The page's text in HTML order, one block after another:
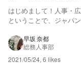
りぬく力の原
はじめまして！人事・
ということで、ジャパ
で恐縮ですが、ぜひ最後
司： 1985年生まれ。父
早坂 奈都
総務人事部
2021/05/24, 6 likes